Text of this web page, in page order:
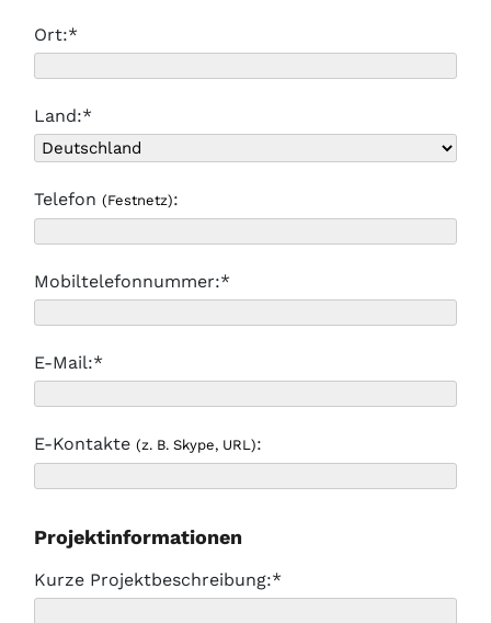
Ort:*
Land:*
Telefon (Festnetz):
Mobiltelefonnummer:*
E-Mail:*
E-Kontakte (z. B. Skype, URL):
Projektinformationen
Kurze Projektbeschreibung:*